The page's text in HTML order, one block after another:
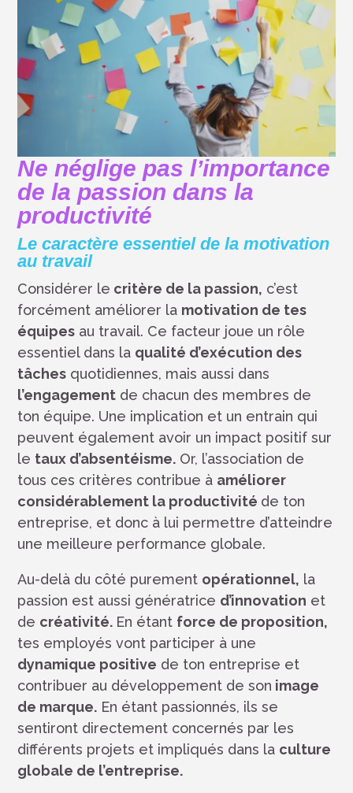
Ne néglige pas l’importance
de la passion dans la
productivité
Le caractère essentiel de la motivation
au travail
Considérer le critère de la passion, c’est
forcément améliorer la motivation de tes
équipes au travail. Ce facteur joue un rôle
essentiel dans la qualité d’exécution des
tâches quotidiennes, mais aussi dans
l’engagement de chacun des membres de
ton équipe. Une implication et un entrain qui
peuvent également avoir un impact positif sur
le taux d’absentéisme. Or, l’association de
tous ces critères contribue à améliorer
considérablement la productivité de ton
entreprise, et donc à lui permettre d’atteindre
une meilleure performance globale.
Au-delà du côté purement opérationnel, la
passion est aussi génératrice d’innovation et
de créativité. En étant force de proposition,
tes employés vont participer à une
dynamique positive de ton entreprise et
contribuer au développement de son image
de marque. En étant passionnés, ils se
sentiront directement concernés par les
différents projets et impliqués dans la culture
globale de l’entreprise.